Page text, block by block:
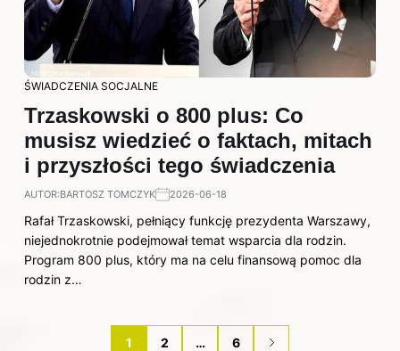
ŚWIADCZENIA SOCJALNE
Trzaskowski o 800 plus: Co
musisz wiedzieć o faktach, mitach
i przyszłości tego świadczenia
AUTOR:BARTOSZ TOMCZYK 2026-06-18
Rafał Trzaskowski, pełniący funkcję prezydenta Warszawy,
niejednokrotnie podejmował temat wsparcia dla rodzin.
Program 800 plus, który ma na celu finansową pomoc dla
rodzin z…
1 2 … 6